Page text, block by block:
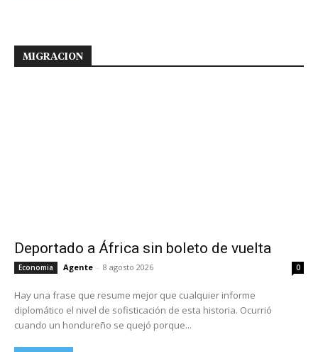
MIGRACION
Deportado a África sin boleto de vuelta
Economia Agente - 8 agosto 2026 0
Hay una frase que resume mejor que cualquier informe
diplomático el nivel de sofisticación de esta historia. Ocurrió
cuando un hondureño se quejó porque...